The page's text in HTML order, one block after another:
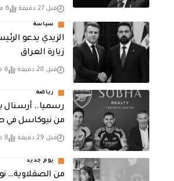
قبل 27 دقيقة 6 مشاهدات
سياسة
الزيدي يدعو
زيارة العراق
قبل 28 دقيقة 6 مشاهدات
رياضة
رسميا..
من نيوكاسل
قبل 29 دقيقة 8 مشاهدات
يوم جديد
من الصقلاوية…